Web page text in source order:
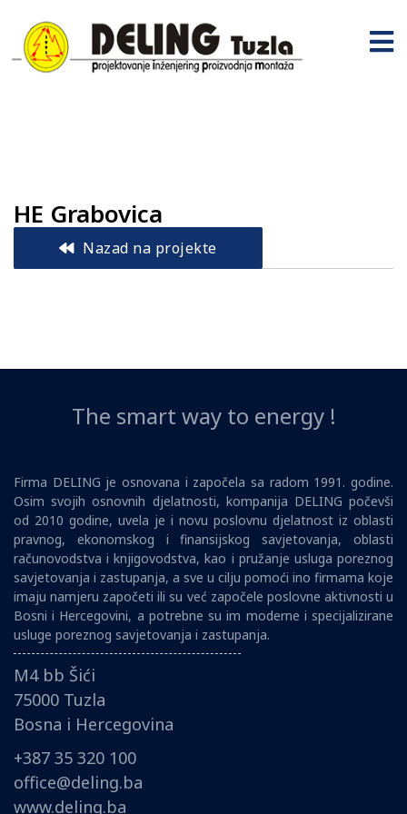
HE Grabovica
Nazad na projekte
The smart way to energy !
Firma DELING je osnovana i započela sa radom 1991. godine.
Osim svojih osnovnih djelatnosti, kompanija DELING počevši
od 2010 godine, uvela je i novu poslovnu djelatnost iz oblasti
pravnog, ekonomskog i finansijskog savjetovanja, oblasti
računovodstva i knjigovodstva, kao i pružanje usluga poreznog
savjetovanja i zastupanja, a sve u cilju pomoći ino firmama koje
imaju namjeru započeti ili su već započele poslovne aktivnosti u
Bosni i Hercegovini, a potrebne su im moderne i specijalizirane
usluge poreznog savjetovanja i zastupanja.
M4 bb Šići
75000 Tuzla
Bosna i Hercegovina
+387 35 320 100
office@deling.ba
www.deling.ba